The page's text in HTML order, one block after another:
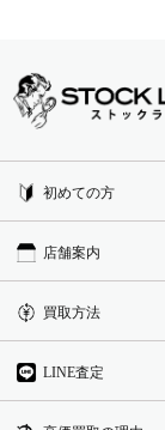
初めての方
店舗案内
買取方法
LINE査定